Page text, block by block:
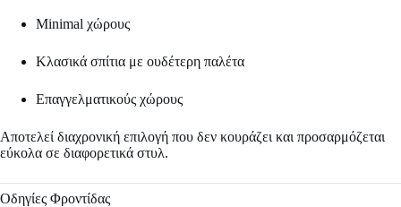
Minimal χώρους
Κλασικά σπίτια με ουδέτερη παλέτα
Επαγγελματικούς χώρους
Αποτελεί διαχρονική επιλογή που δεν κουράζει και προσαρμόζεται
εύκολα σε διαφορετικά στυλ.
Οδηγίες Φροντίδας